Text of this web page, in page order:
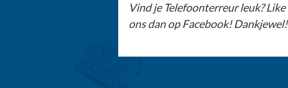
Vind je Telefoonterreur leuk? Like
ons dan op Facebook! Dankjewel!